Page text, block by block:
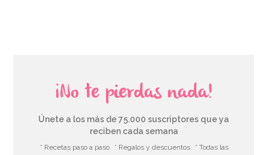
¡No te pierdas nada!
Únete a los más de 75.000 suscriptores que ya
reciben cada semana
* Recetas paso a paso * Regalos y descuentos
* Todas las